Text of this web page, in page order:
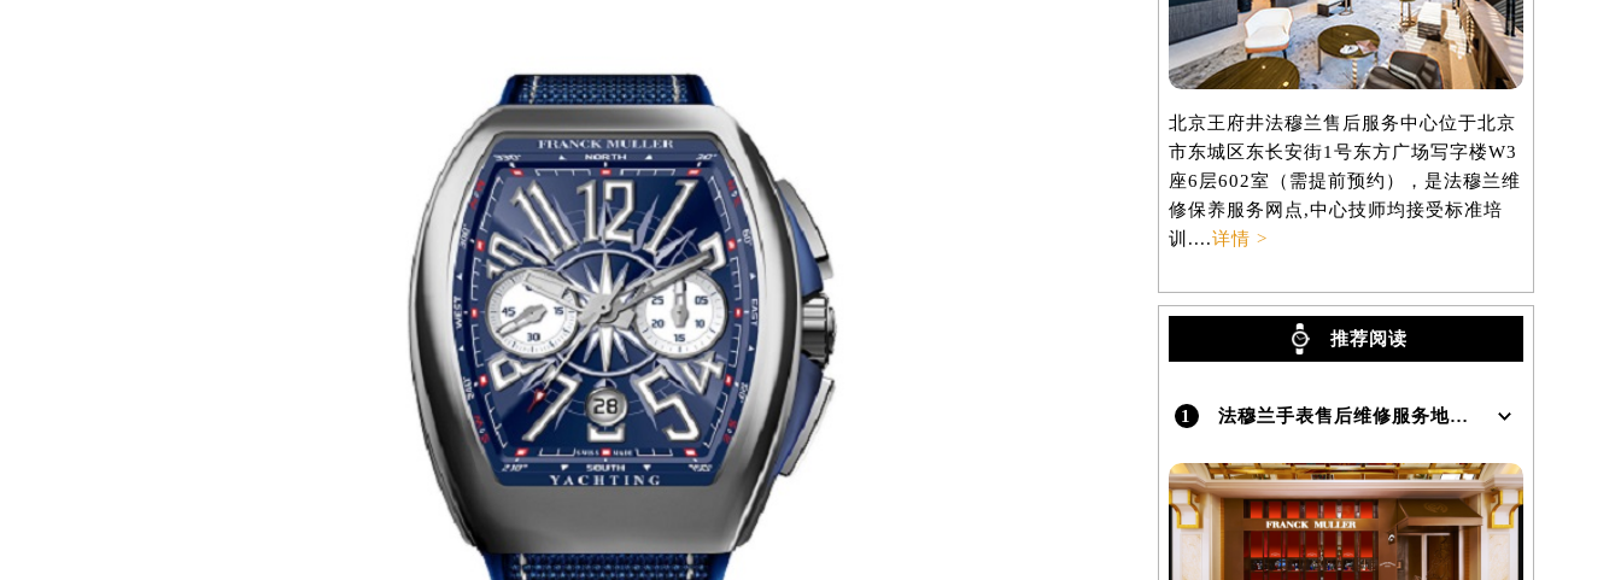
成都市锦江区人民东路6号SAC东原中心写字楼24层2406B室（需提前预约）
重庆市江北区观音桥步行街2号融恒时代广场写字楼9层902室（需提前预约）
长沙市芙蓉区定王台街道建湘路393号世茂环球金融中心写字楼（芙蓉广场）10层13室（需提前预约）
郑州市二七区铭功路10号华润大厦写字楼29层2905室（需提前预约）
太原市迎泽区解放路15号亨得利名表服务中心（品牌授权店）3层整层（需提前预约）
沈阳市沈河区中街路137号亨得利名表服务中心（品牌授权店）1层整层（需提前预约）
沈阳市沈河区中街路83号亨得利名表服务中心（品牌授权店）1层整层（需提前预约）
乌鲁木齐市天山区红山路26号时代广场（CCMALL）C座17层17-B（需提前预约）
温州市鹿城区锦绣路1067号置信广场10层1015室（需提前预约）
哈尔滨市道里区友谊西路600号富力中心T2座写字楼29层03室（需提前预约）
大连市中山区人民路15号国际金融大厦7层G室（需提前预约）
佛山市禅城区季华五路57号万科金融中心C座12层1205室（需提前预约）
东莞市东城街道鸿福东路1号民盈国贸中心T1写字楼9层907室（需提前预约）
无锡市梁溪区人民中路139号恒隆广场写字楼1座11层1104室（需提前预约）
南通市崇川区工农路57号圆融广场写字楼16层1603室（需提前预约）
北京王府井法穆兰售后服务中心位于北京
市东城区东长安街1号东方广场写字楼W3
座6层602室（需提前预约），是法穆兰维
修保养服务网点,中心技师均接受标准培
训....详情 >
推荐阅读
1 法穆兰手表售后维修服务地点在哪里呢？